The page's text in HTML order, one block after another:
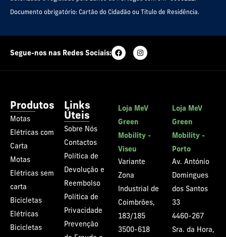
Documento obrigatório: Cartão do Cidadão ou Título de Residência.
Segue-nos nas Redes Sociais:
Produtos
Motas
Elétricas com
Carta
Motas
Elétricas sem
carta
Bicicletas
Elétricas
Bicicletas
Links
Úteis
Sobre Nós
Contactos
Política de
Devolução e
Reembolso
Política de
Privacidade
Prevenção
Loja MeV
Green
Mobility -
Viseu
Variante
Zona
Industrial de
Coimbrões,
183/185
3500-618
Loja MeV
Green
Mobility -
Porto
Av. António
Domingues
dos Santos
33
4460-267
Sra. da Hora,